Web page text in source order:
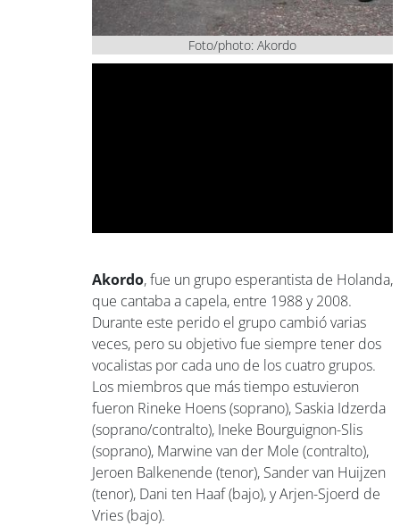
Foto/photo: Akordo
Akordo, fue un grupo esperantista de Holanda,
que cantaba a capela, entre 1988 y 2008.
Durante este perido el grupo cambió varias
veces, pero su objetivo fue siempre tener dos
vocalistas por cada uno de los cuatro grupos.
Los miembros que más tiempo estuvieron
fueron Rineke Hoens (soprano), Saskia Idzerda
(soprano/contralto), Ineke Bourguignon-Slis
(soprano), Marwine van der Mole (contralto),
Jeroen Balkenende (tenor), Sander van Huijzen
(tenor), Dani ten Haaf (bajo), y Arjen-Sjoerd de
Vries (bajo).